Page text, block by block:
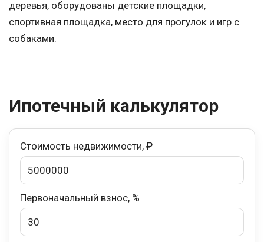
деревья, оборудованы детские площадки,
спортивная площадка, место для прогулок и игр с
собаками.
Ипотечный калькулятор
Стоимость недвижимости, ₽
Первоначальный взнос, %